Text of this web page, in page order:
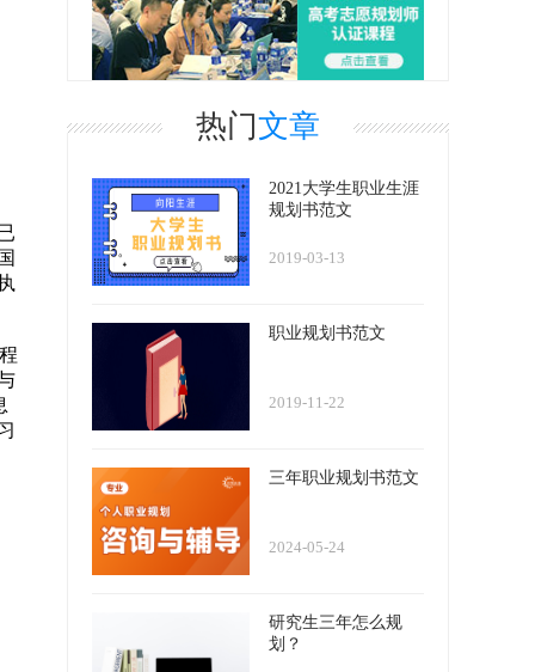
热门文章
2021大学生职业生涯
规划书范文
2019-03-13
职业规划书范文
2019-11-22
三年职业规划书范文
2024-05-24
研究生三年怎么规
划？